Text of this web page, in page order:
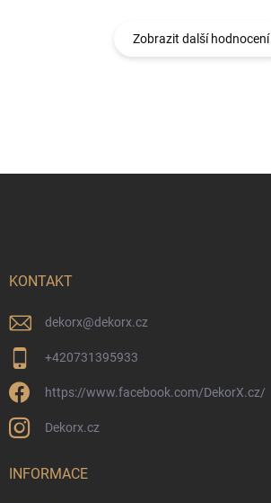
Zobrazit další hodnocení
KONTAKT
dekorx@dekorx.cz
+420731395933
https://www.facebook.com/DekorX.cz/
Dekorx.cz
INFORMACE